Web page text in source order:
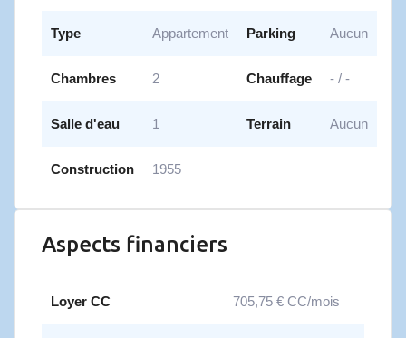
Type Appartement Parking Aucun
Chambres 2 Chauffage - / -
Salle d'eau 1 Terrain Aucun
Construction 1955
Aspects financiers
Loyer CC 705,75 € CC/mois